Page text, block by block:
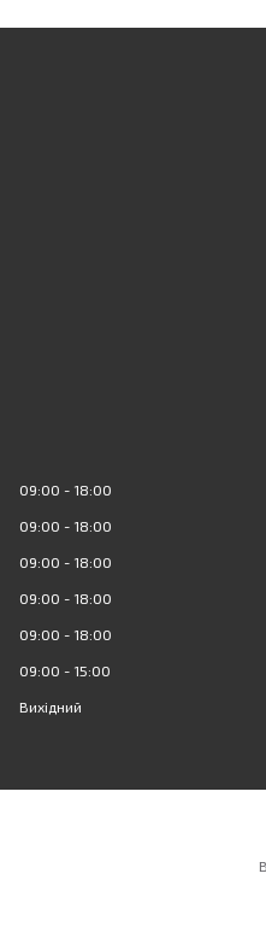
09:00 18:00
09:00 18:00
09:00 18:00
09:00 18:00
09:00 18:00
09:00 15:00
Вихідний